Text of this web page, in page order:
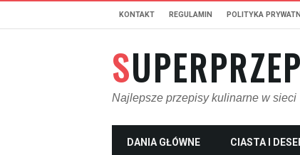
KONTAKT REGULAMIN POLITYKA
Najlepsze przepisy kulinarne w sieci
DANIA GŁÓWNE CIASTA I